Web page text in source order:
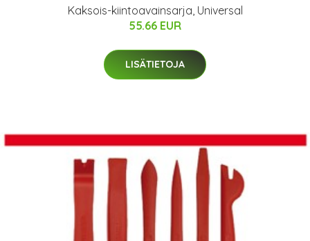
Kaksois-kiintoavainsarja, Universal
55.66 EUR
LISÄTIETOJA